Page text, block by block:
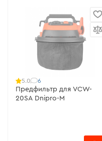
5.0 6
Предфильтр для VCW-
20SA Dnipro-M